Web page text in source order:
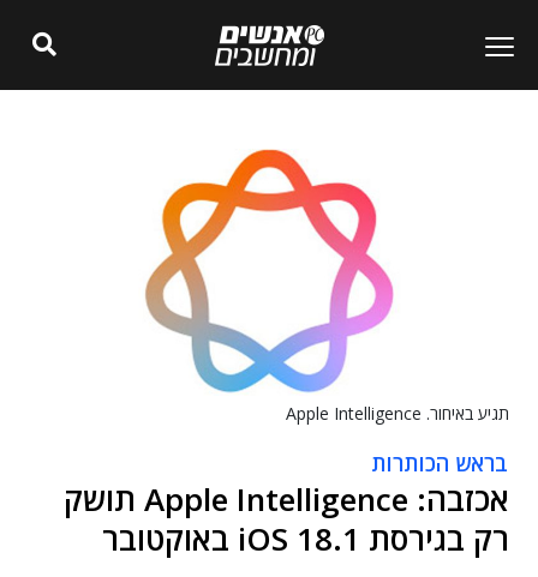
תגיע באיחור. Apple Intelligence
בראש הכותרות
אכזבה: Apple Intelligence תושק
רק בגירסת iOS 18.1 באוקטובר